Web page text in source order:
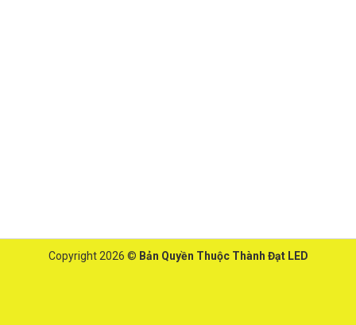
Copyright 2026 © Bản Quyền Thuộc Thành Đạt LED